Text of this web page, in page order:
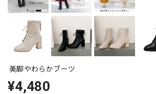
美脚やわらかブーツ
¥4,480